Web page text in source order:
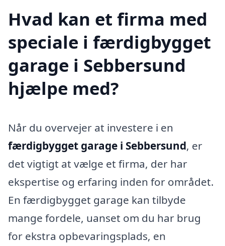
Hvad kan et firma med
speciale i færdigbygget
garage i Sebbersund
hjælpe med?
Når du overvejer at investere i en
færdigbygget garage i Sebbersund, er
det vigtigt at vælge et firma, der har
ekspertise og erfaring inden for området.
En færdigbygget garage kan tilbyde
mange fordele, uanset om du har brug
for ekstra opbevaringsplads, en